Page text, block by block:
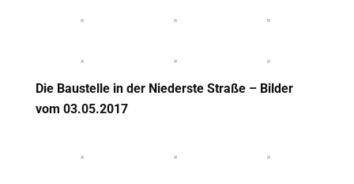
Die Baustelle in der Niederste Straße – Bilder
vom 03.05.2017